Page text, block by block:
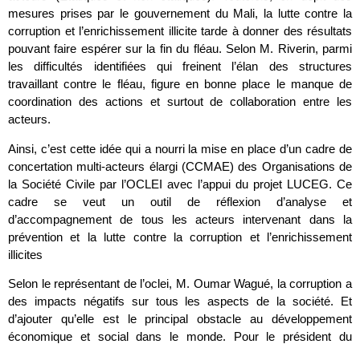
mesures prises par le gouvernement du Mali, la lutte contre la
corruption et l’enrichissement illicite tarde à donner des résultats
pouvant faire espérer sur la fin du fléau. Selon M. Riverin, parmi
les difficultés identifiées qui freinent l’élan des structures
travaillant contre le fléau, figure en bonne place le manque de
coordination des actions et surtout de collaboration entre les
acteurs.
Ainsi, c’est cette idée qui a nourri la mise en place d’un cadre de
concertation multi-acteurs élargi (CCMAE) des Organisations de
la Société Civile par l’OCLEI avec l’appui du projet LUCEG. Ce
cadre se veut un outil de réflexion d’analyse et
d’accompagnement de tous les acteurs intervenant dans la
prévention et la lutte contre la corruption et l’enrichissement
illicites
Selon le représentant de l’oclei, M. Oumar Wagué, la corruption a
des impacts négatifs sur tous les aspects de la société. Et
d’ajouter qu’elle est le principal obstacle au développement
économique et social dans le monde. Pour le président du